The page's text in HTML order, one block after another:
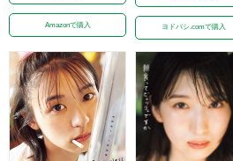
Amazonで購入 ヨドバシ.comで購入